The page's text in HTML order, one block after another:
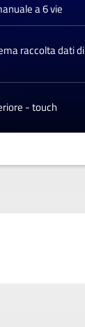
a 6 vie
raccolta dati di
- touch